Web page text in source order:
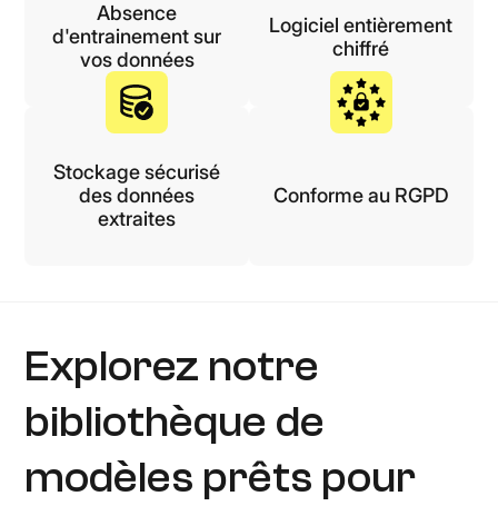
Absence
d'entrainement sur
vos données
Logiciel entièrement
chiffré
Stockage sécurisé
des données
extraites
Conforme au RGPD
Explorez notre
bibliothèque de
modèles prêts pour